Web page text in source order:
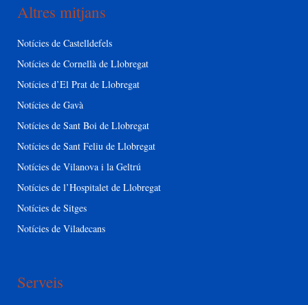
Altres mitjans
Notícies de Castelldefels
Notícies de Cornellà de Llobregat
Notícies d’El Prat de Llobregat
Notícies de Gavà
Notícies de Sant Boi de Llobregat
Notícies de Sant Feliu de Llobregat
Notícies de Vilanova i la Geltrú
Notícies de l’Hospitalet de Llobregat
Notícies de Sitges
Notícies de Viladecans
Serveis